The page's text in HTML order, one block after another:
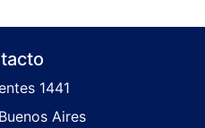
1441
Aires